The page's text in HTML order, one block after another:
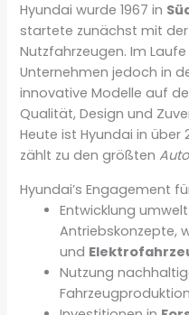
Hyundai wurde 1967 in
startete zunächst mit
Nutzfahrzeugen. Im
Unternehmen jedoch in
innovative Modelle auf
Qualität, Design und
Heute ist Hyundai in über
zählt zu den größten
Hyundai’s Engagement
Entwicklung
Antriebskonzepte,
und
Nutzung
Fahrzeugproduktion